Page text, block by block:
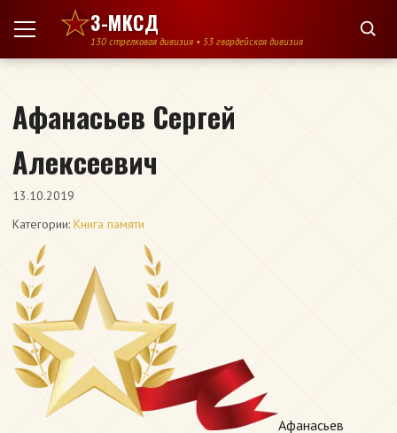
Перейти к содержимому
3-МКСД
130 стрелковая дивизия • 53 гвардейская дивизия
Афанасьев Сергей
Алексеевич
13.10.2019
Категории: Книга памяти
Афанасьев